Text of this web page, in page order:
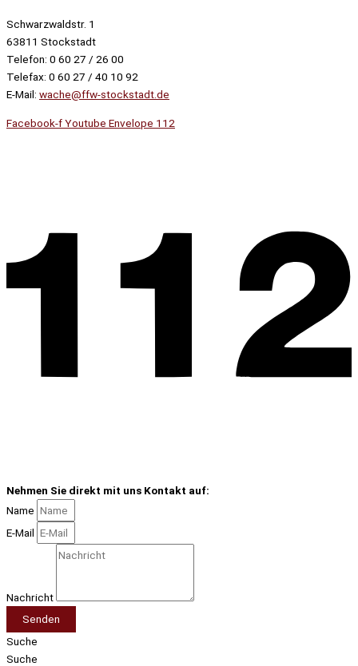
Schwarzwaldstr. 1
63811 Stockstadt
Telefon: 0 60 27 / 26 00
Telefax: 0 60 27 / 40 10 92
E-Mail: wache@ffw-stockstadt.de
Facebook-fYoutube Envelope 112
Nehmen Sie direkt mit uns Kontakt auf:
Name
E-Mail
Nachricht
Senden
Suche
Suche